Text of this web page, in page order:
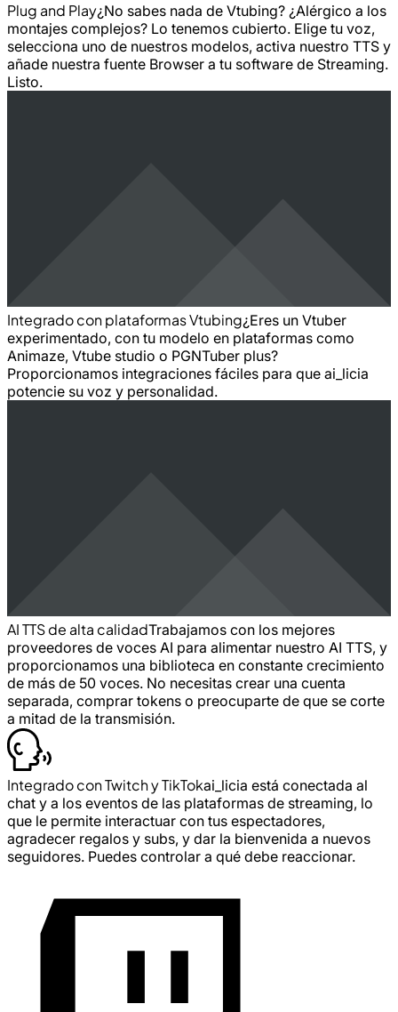
Plug and Play¿No sabes nada de Vtubing? ¿Alérgico a los
montajes complejos? Lo tenemos cubierto. Elige tu voz,
selecciona uno de nuestros modelos, activa nuestro TTS y
añade nuestra fuente Browser a tu software de Streaming.
Listo.
Integrado con plataformas Vtubing¿Eres un Vtuber
experimentado, con tu modelo en plataformas como
Animaze, Vtube studio o PGNTuber plus?
Proporcionamos integraciones fáciles para que ai_licia
potencie su voz y personalidad.
AI TTS de alta calidadTrabajamos con los mejores
proveedores de voces AI para alimentar nuestro AI TTS, y
proporcionamos una biblioteca en constante crecimiento
de más de 50 voces. No necesitas crear una cuenta
separada, comprar tokens o preocuparte de que se corte
a mitad de la transmisión.
Integrado con Twitch y TikTokai_licia está conectada al
chat y a los eventos de las plataformas de streaming, lo
que le permite interactuar con tus espectadores,
agradecer regalos y subs, y dar la bienvenida a nuevos
seguidores. Puedes controlar a qué debe reaccionar.